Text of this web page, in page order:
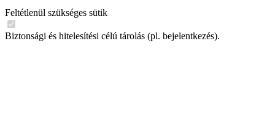
Feltétlenül szükséges sütik
Biztonsági és hitelesítési célú tárolás (pl. bejelentkezés).